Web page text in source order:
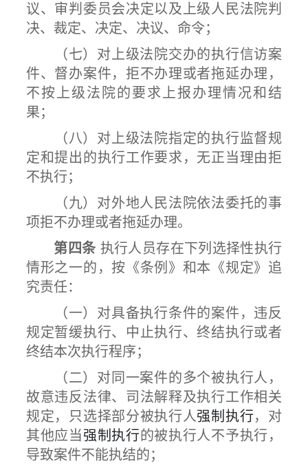
议、审判委员会决定以及上级人民法院判
决、裁定、决定、决议、命令；
（七）对上级法院交办的执行信访案
件、督办案件，拒不办理或者拖延办理，
不按上级法院的要求上报办理情况和结
果；
（八）对上级法院指定的执行监督规
定和提出的执行工作要求，无正当理由拒
不执行；
（九）对外地人民法院依法委托的事
项拒不办理或者拖延办理。
第四条 执行人员存在下列选择性执行
情形之一的，按《条例》和本《规定》追
究责任：
（一）对具备执行条件的案件，违反
规定暂缓执行、中止执行、终结执行或者
终结本次执行程序；
（二）对同一案件的多个被执行人，
故意违反法律、司法解释及执行工作相关
规定，只选择部分被执行人强制执行，对
其他应当强制执行的被执行人不予执行，
导致案件不能执结的；